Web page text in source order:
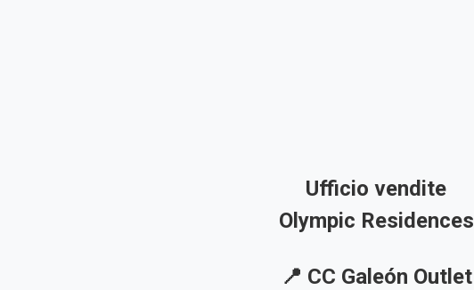
Ufficio vendite
Olympic Residences
📍 CC Galeón Outlet